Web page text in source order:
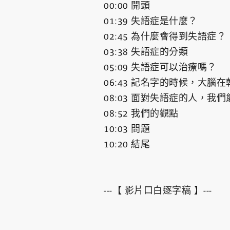
00:00 開頭
01:39 失語症是什麼？
02:45 為什麼會得到失語症？
03:38 失語症的分類
05:09 失語症可以治療嗎？
06:43 記名字的時候，大腦在
08:03 面對失語症的人，我們
08:52 我們的觀點
10:03 問題
10:20 結尾
---【 影片口白逐字稿 】---